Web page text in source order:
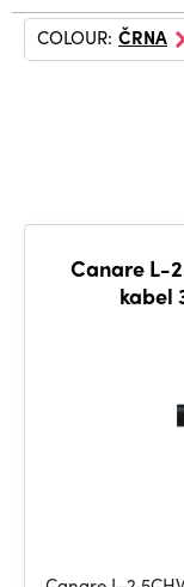
COLOUR: ČRNA
Canare L-
kabel